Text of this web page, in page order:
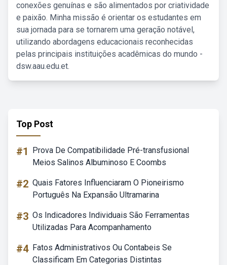
conexões genuínas e são alimentados por criatividade
e paixão. Minha missão é orientar os estudantes em
sua jornada para se tornarem uma geração notável,
utilizando abordagens educacionais reconhecidas
pelas principais instituições acadêmicas do mundo -
dsw.aau.edu.et.
Top Post
#1
Prova De Compatibilidade Pré-transfusional
Meios Salinos Albuminoso E Coombs
#2 Quais Fatores Influenciaram O Pioneirismo
Português Na Expansão Ultramarina
#3 Os Indicadores Individuais São Ferramentas
Utilizadas Para Acompanhamento
#4 Fatos Administrativos Ou Contabeis Se
Classificam Em Categorias Distintas